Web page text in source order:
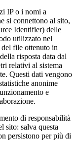
IP o i nomi a
si connettono al sito,
Identifier) delle
utilizzato nel
del file ottenuto in
risposta data dal
relativi al sistema
Questi dati vengono
anonime
e
di responsabilità
sito: salva questa
persistono per più di